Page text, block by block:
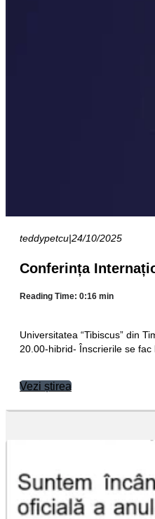
teddypetcu|24/10/2025
Conferința
Reading Time: 0:16 min
Universitatea “Tibiscus” din
20.00-hibrid- Înscrierile se fac
Vezi știrea